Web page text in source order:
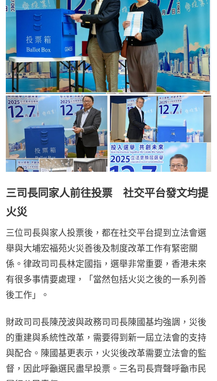
三司長同家人前往投票 社交平台發文均提
火災
三位司長與家人投票後，都在社交平台提到立法會選
舉與大埔宏福苑火災善後及制度改革工作有緊密關
係。律政司司長林定國指，選舉非常重要，香港未來
有很多事情要處理，「當然包括火災之後的一系列善
後工作」。
財政司司長陳茂波與政務司司長陳國基均強調，災後
的重建與系統性改革，需要得到新一屆立法會的支持
與配合。陳國基更表示，火災後改革需要立法會的監
督，因此呼籲選民盡早投票。三名司長齊聲呼籲市民